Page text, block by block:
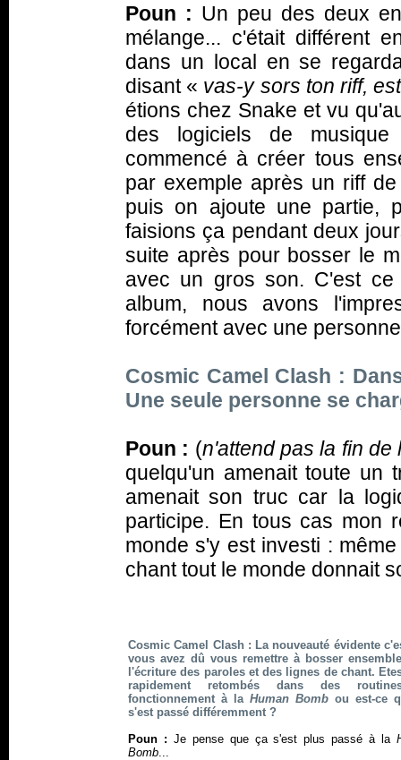
Poun : Un peu des deux
mélange... c'était différent
dans un local en se
disant « vas-y sors ton riff,
étions chez Snake et vu
des logiciels de
commencé à créer tous
par exemple après un riff
puis on ajoute une partie,
faisions ça pendant deux
suite après pour bosser le
avec un gros son. C'est
album, nous avons
forcément avec une
Cosmic Camel Clash :
Une seule personne se
Poun : (n'attend pas la fin de
quelqu'un amenait toute un
amenait son truc car la
participe. En tous cas mon
monde s'y est investi :
chant tout le monde donnait
Cosmic Camel Clash : La nouveauté évidente
vous avez dû vous remettre à bosser
l'écriture des paroles et des lignes de chant.
rapidement retombés dans des
fonctionnement à la Human Bomb ou est-ce
s'est passé différemment ?
Poun : Je pense que ça s'est plus passé à la
Bomb...